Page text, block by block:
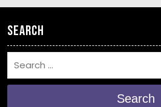
Search
Search